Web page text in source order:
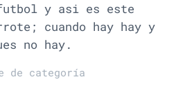
y asi es este
cuando hay hay y
no hay.
de categoría